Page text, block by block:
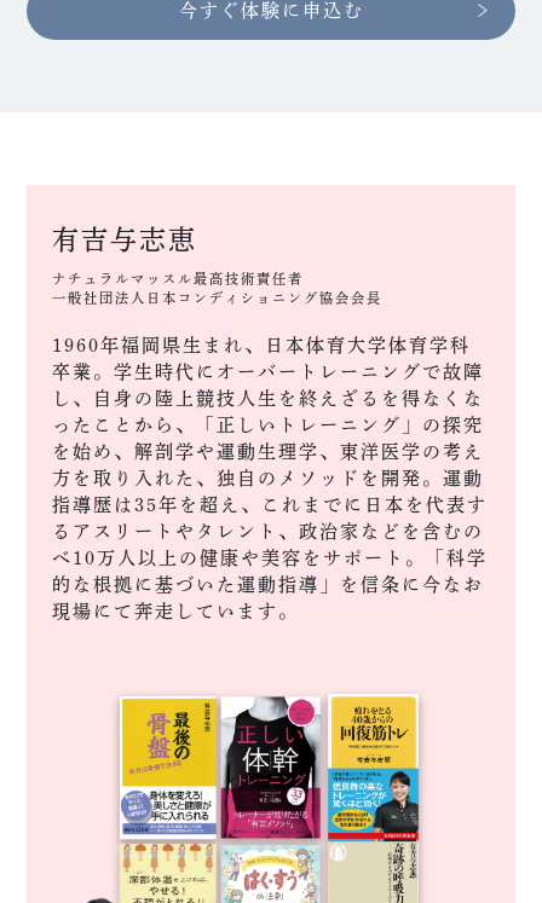
今すぐ体験に申込む
有吉与志恵
ナチュラルマッスル最高技術責任者
一般社団法人日本コンディショニング協会会長
1960年福岡県生まれ、日本体育大学体育学科
卒業。学生時代にオーバートレーニングで故障
し、自身の陸上競技人生を終えざるを得なくな
ったことから、「正しいトレーニング」の探究
を始め、解剖学や運動生理学、東洋医学の考え
方を取り入れた、独自のメソッドを開発。運動
指導歴は35年を超え、これまでに日本を代表す
るアスリートやタレント、政治家などを含むの
べ10万人以上の健康や美容をサポート。「科学
的な根拠に基づいた運動指導」を信条に今なお
現場にて奔走しています。